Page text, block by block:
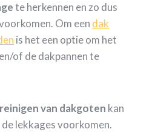
te herkennen en zo dus
Om een dak
is het een optie om het
of de dakpannen te
reinigen van dakgoten kan
lekkages voorkomen.